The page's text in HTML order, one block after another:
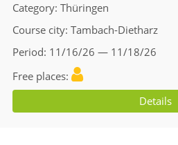
Category Thüringen
Course city Tambach-Dietharz
Period 11/16/26 — 11/18/26
Free places
Details